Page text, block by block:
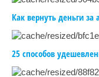
Как вернуть деньги за
25 способов